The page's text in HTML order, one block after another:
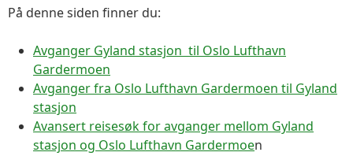
På denne siden finner du:
Avganger Gyland stasjon til Oslo Lufthavn
Gardermoen
Avganger fra Oslo Lufthavn Gardermoen til Gyland
stasjon
Avansert reisesøk for avganger mellom Gyland
stasjon og Oslo Lufthavn Gardermoen